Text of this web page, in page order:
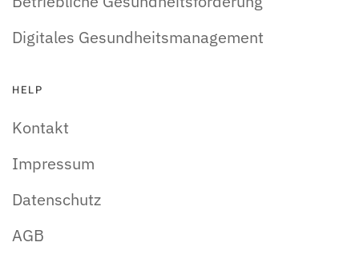
Digitales Gesundheitsmanagement
HELP
Kontakt
Impressum
Datenschutz
AGB